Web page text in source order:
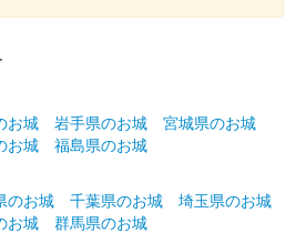
お城 岩手県のお城
宮城県のお城
お城
福島県のお城
のお城 千葉県のお城
埼玉県のお城
お城
群馬県のお城